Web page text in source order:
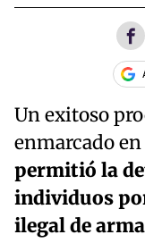
Un exitoso
enmarcado
permitió la
individuos
ilegal de